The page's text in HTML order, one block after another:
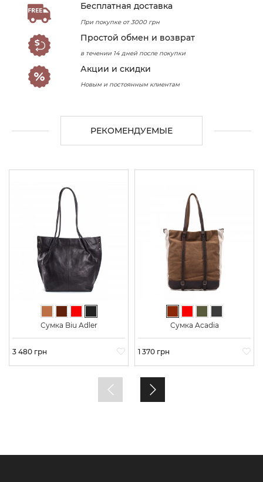
Бесплатная доставка
При покупке от 3000 грн
Простой обмен и возврат
в течении 14 дней после покупки
Акции и скидки
Новым и постоянным клиентам
РЕКОМЕНДУЕМЫЕ
Сумка Biu Adler
Цена
3 480 грн
Сумка Acadia
Цена
1 370 грн